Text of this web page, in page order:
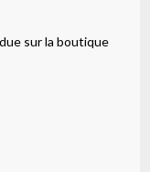
sur la boutique